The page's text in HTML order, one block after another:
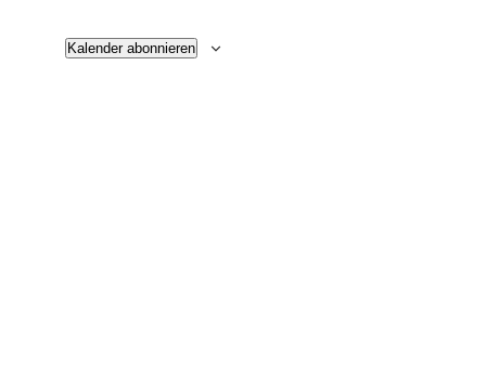
Kalender abonnieren